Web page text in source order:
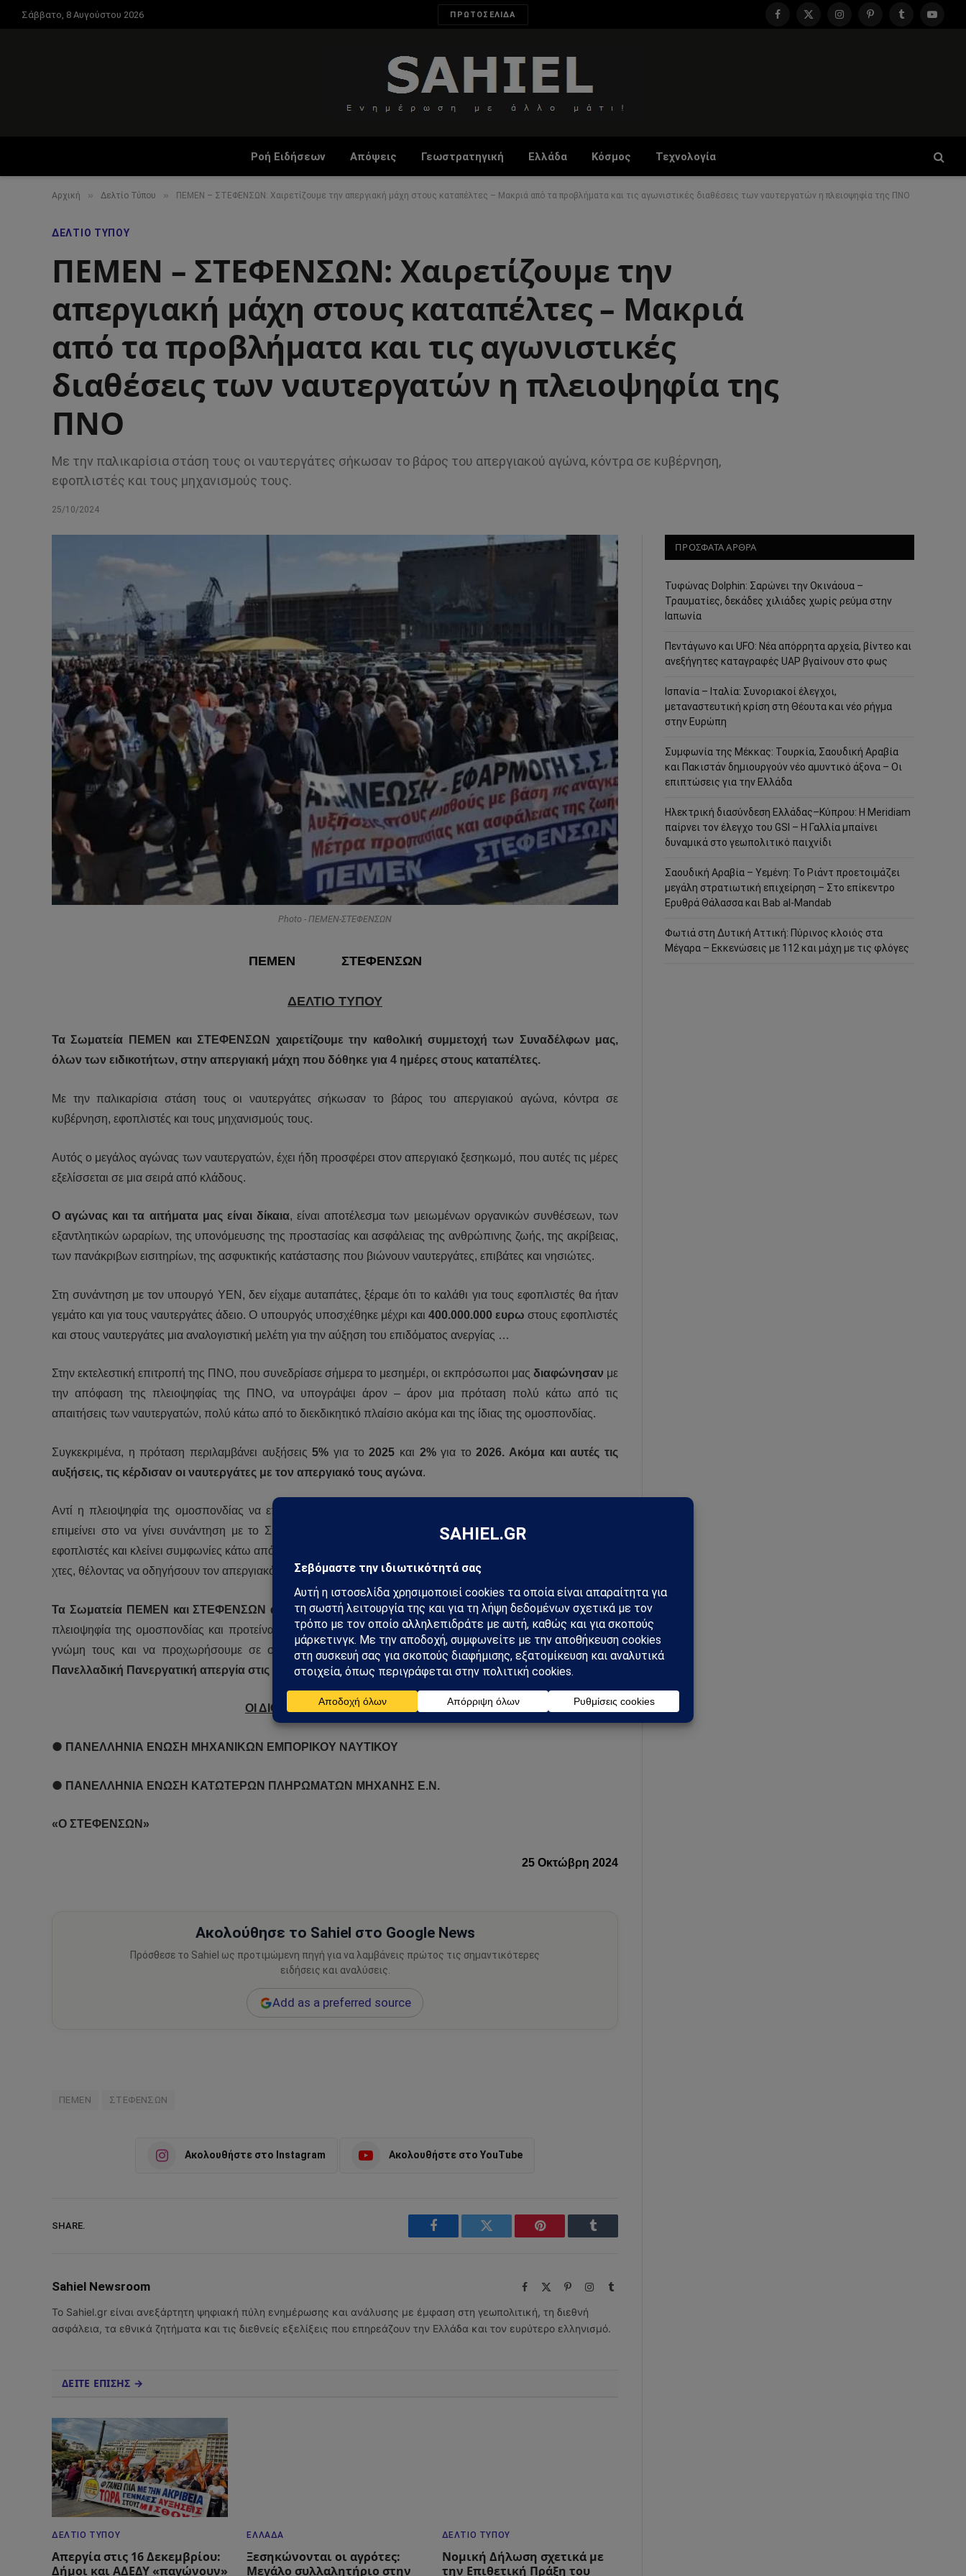
Σάββατο, 8 Αυγούστου 2026 ΠΡΩΤΟΣΕΛΙΔΑ
Facebook
X
InstagramPinterestTumblr
Ροή Ειδήσεων Απόψεις Γεωστρατηγική Ελλάδα Κόσμος Τεχνολογία
Αρχική » Δελτίο Τύπου » ΠΕΜΕΝ – ΣΤΕΦΕΝΣΩΝ: Χαιρετίζουμε την απεργιακή μάχη στους καταπέλτες – Μακριά από τα προβλήματα και τις αγωνιστικές διαθέσεις των ναυτεργατών η πλειοψηφία της ΠΝΟ
ΔΕΛΤΊΟ ΤΎΠΟΥ
ΠΕΜΕΝ – ΣΤΕΦΕΝΣΩΝ: Χαιρετίζουμε την
απεργιακή μάχη στους καταπέλτες – Μακριά
από τα προβλήματα και τις αγωνιστικές
διαθέσεις των ναυτεργατών η πλειοψηφία της
ΠΝΟ
Με την παλικαρίσια στάση τους οι ναυτεργάτες σήκωσαν το βάρος του απεργιακού αγώνα, κόντρα σε κυβέρνηση,
εφοπλιστές και τους μηχανισμούς τους.
25/10/2024
Photo - ΠΕΜΕΝ-ΣΤΕΦΕΝΣΩΝ
ΠΕΜΕΝ ΣΤΕΦΕΝΣΩΝ
ΔΕΛΤΙΟ ΤΥΠΟΥ
Τα Σωματεία ΠΕΜΕΝ και ΣΤΕΦΕΝΣΩΝ χαιρετίζουμε την καθολική συμμετοχή των Συναδέλφων μας,
όλων των ειδικοτήτων, στην απεργιακή μάχη που δόθηκε για 4 ημέρες στους καταπέλτες.
Με την παλικαρίσια στάση τους οι ναυτεργάτες σήκωσαν το βάρος του απεργιακού αγώνα, κόντρα σε
κυβέρνηση, εφοπλιστές και τους μηχανισμούς τους.
Αυτός ο μεγάλος αγώνας των ναυτεργατών, έχει ήδη προσφέρει στον απεργιακό ξεσηκωμό, που αυτές τις μέρες
εξελίσσεται σε μια σειρά από κλάδους.
Ο αγώνας και τα αιτήματα μας είναι δίκαια, είναι αποτέλεσμα των μειωμένων οργανικών συνθέσεων, των
εξαντλητικών ωραρίων, της υπονόμευσης της προστασίας και ασφάλειας της ανθρώπινης ζωής, της ακρίβειας,
των πανάκριβων εισιτηρίων, της ασφυκτικής κατάστασης που βιώνουν ναυτεργάτες, επιβάτες και νησιώτες.
Στη συνάντηση με τον υπουργό ΥΕΝ, δεν είχαμε αυταπάτες, ξέραμε ότι το καλάθι για τους εφοπλιστές θα ήταν
γεμάτο και για τους ναυτεργάτες άδειο. Ο υπουργός υποσχέθηκε μέχρι και 400.000.000 ευρω στους εφοπλιστές
και στους ναυτεργάτες μια αναλογιστική μελέτη για την αύξηση του επιδόματος ανεργίας …
Στην εκτελεστική επιτροπή της ΠΝΟ, που συνεδρίασε σήμερα το μεσημέρι, οι εκπρόσωποι μας διαφώνησαν με
την απόφαση της πλειοψηφίας της ΠΝΟ, να υπογράψει άρον – άρον μια πρόταση πολύ κάτω από τις
απαιτήσεις των ναυτεργατών, πολύ κάτω από το διεκδικητικό πλαίσιο ακόμα και της ίδιας της ομοσπονδίας.
Συγκεκριμένα, η πρόταση περιλαμβάνει αυξήσεις5% για το2025 και 2%για το2026. Ακόμα και αυτές τις
αυξήσεις, τις κέρδισαν οι ναυτεργάτες με τον απεργιακό τους αγώνα.
Αντί η πλειοψηφία της ομοσπονδίας να επιμείνει στη διαπραγμάτευση με βάση το διεκδικητικό πλαίσιο, να
επιμείνει στο να γίνει συνάντηση με το ΣΕΕΝ (που δεν έχει γίνει), έμεινε σε μια ανταλλαγή email με τους
εφοπλιστές και κλείνει συμφωνίες κάτω από το τραπέζι. Αυτήν την προειλημμένη συμφωνία την διέρρευσαν από
χτες, θέλοντας να οδηγήσουν τον απεργιακό αγώνα μας σε εκφυλισμό.
Τα Σωματεία ΠΕΜΕΝ και ΣΤΕΦΕΝΣΩΝ απορρίψαμε την πρόταση των εφοπλιστών,που συμφώνησε η
πλειοψηφία της ομοσπονδίας και προτείναμε να γίνουν τώρα συνελεύσεις των πληρωμάτων, να πάρουμε τη
γνώμη τους και να προχωρήσουμε σε συνέχιση των κινητοποιήσεων, κλιμακώνοντας μπροστά και στην
Πανελλαδική Πανεργατική απεργία στις 20 Νοεμβρίου.
ΟΙ ΔΙΟΙΚΗΣΕΙΣ ΤΩΝ ΣΩΜΑΤΕΙΩΝ
● ΠΑΝΕΛΛΗΝΙΑ ΕΝΩΣΗ ΜΗΧΑΝΙΚΩΝ ΕΜΠΟΡΙΚΟΥ ΝΑΥΤΙΚΟΥ
● ΠΑΝΕΛΛΗΝΙΑ ΕΝΩΣΗ ΚΑΤΩΤΕΡΩΝ ΠΛΗΡΩΜΑΤΩΝ ΜΗΧΑΝΗΣ Ε.Ν.
«Ο ΣΤΕΦΕΝΣΩΝ»
25 Οκτώβρη 2024
Ακολούθησε το Sahiel στο Google News
Πρόσθεσε το Sahiel ως προτιμώμενη πηγή για να λαμβάνεις πρώτος τις σημαντικότερες
ειδήσεις και αναλύσεις.
Add as a preferred source
ΠΕΜΕΝ ΣΤΕΦΕΝΣΩΝ
Ακολουθήστε στο Instagram Ακολουθήστε στο YouTube
SHARE.
Facebook Twitter Pinterest Tumblr
Sahiel Newsroom Facebook PinterestInstagram
Tumblr
Το Sahiel.gr είναι ανεξάρτητη ψηφιακή πύλη ενημέρωσης και ανάλυσης με έμφαση στη γεωπολιτική, τη διεθνή
ασφάλεια, τα εθνικά ζητήματα και τις διεθνείς εξελίξεις που επηρεάζουν την Ελλάδα και τον ευρύτερο ελληνισμό.
ΔΕΙΤΕ ΕΠΙΣΗΣ →
ΔΕΛΤΊΟ ΤΎΠΟΥ
Απεργία στις 16 Δεκεμβρίου:
Δήμοι και ΑΔΕΔΥ «παγώνουν»
ΕΛΛΆΔΑ
Ξεσηκώνονται οι αγρότες:
Μεγάλο συλλαλητήριο στην
ΔΕΛΤΊΟ ΤΎΠΟΥ
Νομική Δήλωση σχετικά με
την Επιθετική Πράξη του
ΠΡΟΣΦΑΤΑ ΑΡΘΡΑ
Τυφώνας Dolphin: Σαρώνει την Οκινάουα –
Τραυματίες, δεκάδες χιλιάδες χωρίς ρεύμα στην
Ιαπωνία
Πεντάγωνο και UFO: Νέα απόρρητα αρχεία, βίντεο και
ανεξήγητες καταγραφές UAP βγαίνουν στο φως
Ισπανία – Ιταλία: Συνοριακοί έλεγχοι,
μεταναστευτική κρίση στη Θέουτα και νέο ρήγμα
στην Ευρώπη
Συμφωνία της Μέκκας: Τουρκία, Σαουδική Αραβία
και Πακιστάν δημιουργούν νέο αμυντικό άξονα – Οι
επιπτώσεις για την Ελλάδα
Ηλεκτρική διασύνδεση Ελλάδας–Κύπρου: Η Meridiam
παίρνει τον έλεγχο του GSI – Η Γαλλία μπαίνει
δυναμικά στο γεωπολιτικό παιχνίδι
Σαουδική Αραβία – Υεμένη: Το Ριάντ προετοιμάζει
μεγάλη στρατιωτική επιχείρηση – Στο επίκεντρο
Ερυθρά Θάλασσα και Bab al-Mandab
Φωτιά στη Δυτική Αττική: Πύρινος κλοιός στα
Μέγαρα – Εκκενώσεις με 112 και μάχη με τις φλόγες